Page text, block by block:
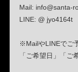
Mail: info@santa-
LINE: @ jyo4164t
※MailやLINEでご
「ご希望日」「ご